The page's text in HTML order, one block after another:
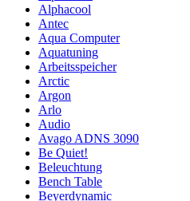
Alphacool
Antec
Aqua Computer
Aquatuning
Arbeitsspeicher
Arctic
Argon
Arlo
Audio
Avago ADNS 3090
Be Quiet!
Beleuchtung
Bench Table
Beyerdynamic